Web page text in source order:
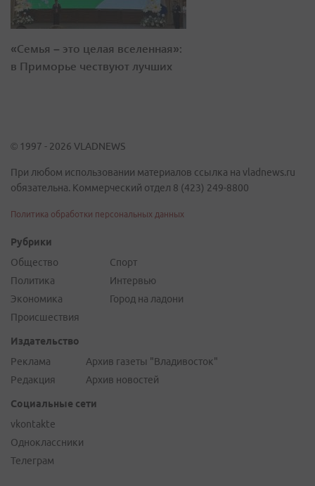
«Семья – это целая вселенная»:
в Приморье чествуют лучших
© 1997 - 2026 VLADNEWS
При любом использовании материалов ссылка на vladnews.ru
обязательна. Коммерческий отдел 8 (423) 249-8800
Политика обработки персональных данных
Рубрики
Общество
Политика
Экономика
Происшествия
Спорт
Интервью
Город на ладони
Издательство
Реклама
Редакция
Архив газеты "Владивосток"
Архив новостей
Социальные сети
vkontakte
Одноклассники
Телеграм